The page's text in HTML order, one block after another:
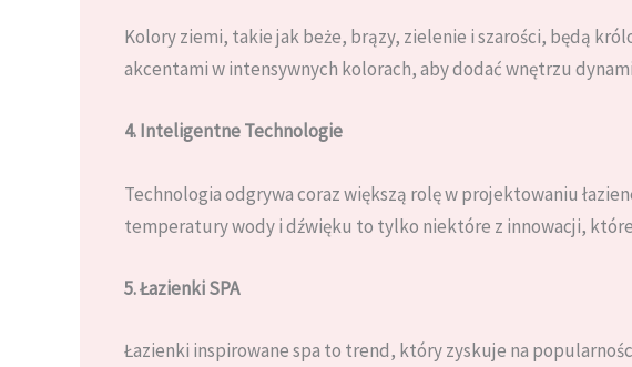
Kolory ziemi, takie jak beże, brązy, zielenie i szarości, będą
akcentami w intensywnych kolorach, aby dodać wnętrzu
4. Inteligentne Technologie
Technologia odgrywa coraz większą rolę w projektowaniu
temperatury wody i dźwięku to tylko niektóre z innowacji,
5. Łazienki SPA
Łazienki inspirowane spa to trend, który zyskuje na